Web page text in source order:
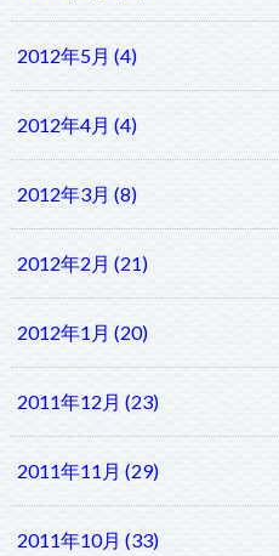
2012年5月 (4)
2012年4月 (4)
2012年3月 (8)
2012年2月 (21)
2012年1月 (20)
2011年12月 (23)
2011年11月 (29)
2011年10月 (33)